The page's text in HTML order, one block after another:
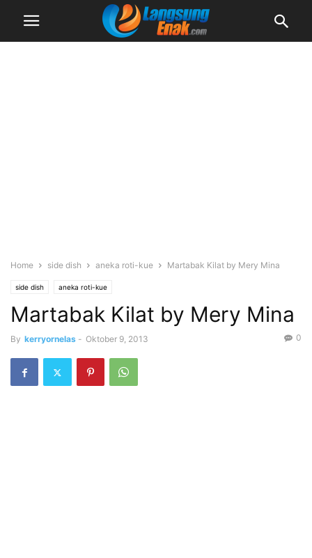
Home side dish aneka roti-kue Martabak Kilat by Mery Mina
side dish aneka roti-kue
Martabak Kilat by Mery Mina
By kerryornelas - Oktober 9, 2013 0